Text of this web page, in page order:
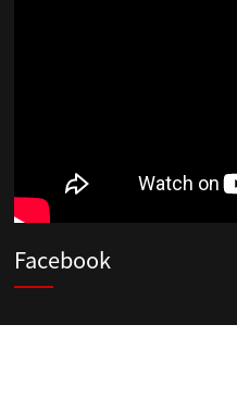
Facebook